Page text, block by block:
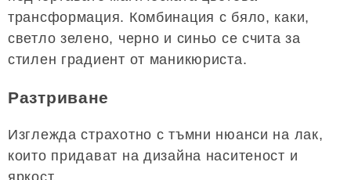
трансформация. Комбинация с бяло, каки, ​​
светло зелено, черно и синьо се счита за
стилен градиент от маникюриста.
Разтриване
Изглежда страхотно с тъмни нюанси на лак,
които придават на дизайна наситеност и